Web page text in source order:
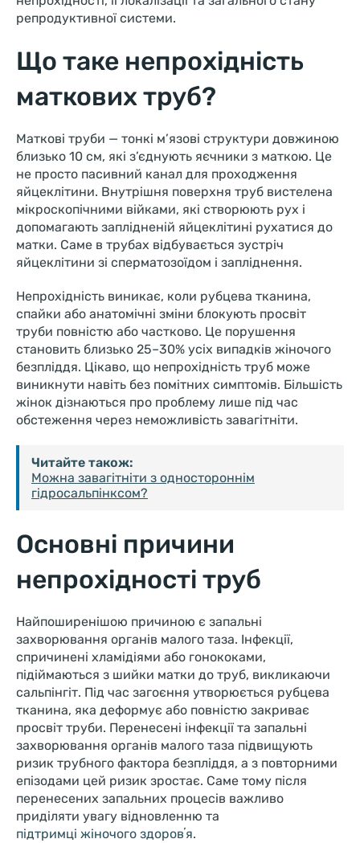
репродуктивної системи.
Що таке непрохідність
маткових труб?
Маткові труби — тонкі м’язові структури довжиною
близько 10 см, які з’єднують яєчники з маткою. Це
не просто пасивний канал для проходження
яйцеклітини. Внутрішня поверхня труб вистелена
мікроскопічними війками, які створюють рух і
допомагають заплідненій яйцеклітині рухатися до
матки. Саме в трубах відбувається зустріч
яйцеклітини зі сперматозоїдом і запліднення.
Непрохідність виникає, коли рубцева тканина,
спайки або анатомічні зміни блокують просвіт
труби повністю або частково. Це порушення
становить близько 25–30% усіх випадків жіночого
безпліддя. Цікаво, що непрохідність труб може
виникнути навіть без помітних симптомів. Більшість
жінок дізнаються про проблему лише під час
обстеження через неможливість завагітніти.
Читайте також:
Можна завагітніти з одностороннім
гідросальпінксом?
Основні причини
непрохідності труб
Найпоширенішою причиною є запальні
захворювання органів малого таза. Інфекції,
спричинені хламідіями або гонококами,
підіймаються з шийки матки до труб, викликаючи
сальпінгіт. Під час загоєння утворюється рубцева
тканина, яка деформує або повністю закриває
просвіт труби. Перенесені інфекції та запальні
захворювання органів малого таза підвищують
ризик трубного фактора безпліддя, а з повторними
епізодами цей ризик зростає. Саме тому після
перенесених запальних процесів важливо
приділяти увагу відновленню та
підтримці жіночого здоровʼя.